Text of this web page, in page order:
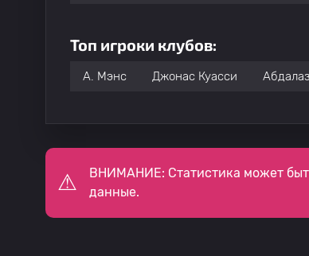
Топ игроки клубов:
A. Мэнс Джонас Куасси
ВНИМАНИЕ: Статистика может
данные.